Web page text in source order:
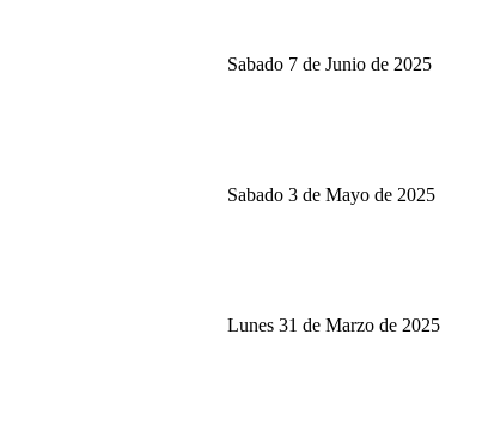
Sabado 7 de Junio de 2025
Sabado 3 de Mayo de 2025
Lunes 31 de Marzo de 2025